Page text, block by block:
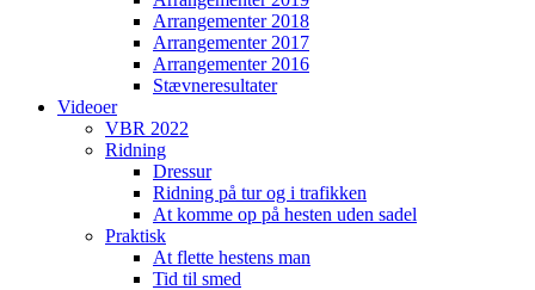
Arrangementer 2018
Arrangementer 2017
Arrangementer 2016
Stævneresultater
Videoer
VBR 2022
Ridning
Dressur
Ridning på tur og i trafikken
At komme op på hesten uden sadel
Praktisk
At flette hestens man
Tid til smed